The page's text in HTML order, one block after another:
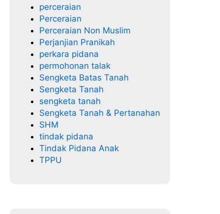
perceraian
Perceraian
Perceraian Non Muslim
Perjanjian Pranikah
perkara pidana
permohonan talak
Sengketa Batas Tanah
Sengketa Tanah
sengketa tanah
Sengketa Tanah & Pertanahan
SHM
tindak pidana
Tindak Pidana Anak
TPPU